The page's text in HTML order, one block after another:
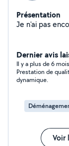
Présentation
Dernier avis
Il y a plus de 6 mois
Prestation de
dynamique.
Voir